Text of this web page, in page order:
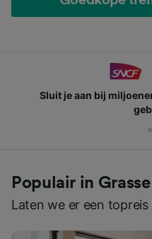
Sluit je aan bij
Populair in Grasse
Laten we er een topreis